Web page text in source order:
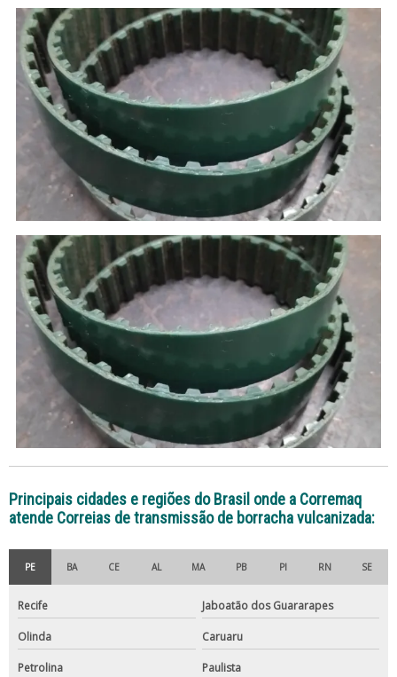
Principais cidades e regiões do Brasil onde a Corremaq
atende Correias de transmissão de borracha vulcanizada:
PE BA CE AL MA PB PI RN SE
Recife Jaboatão dos Guararapes
Olinda Caruaru
Petrolina Paulista